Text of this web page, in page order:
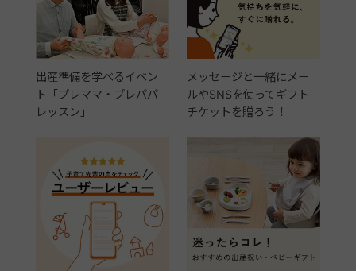
出産準備を学べるイベン
ト「プレママ・プレパパ
レッスン」
メッセージと一緒にメー
ルやSNSを使ってギフト
チケットを贈ろう！